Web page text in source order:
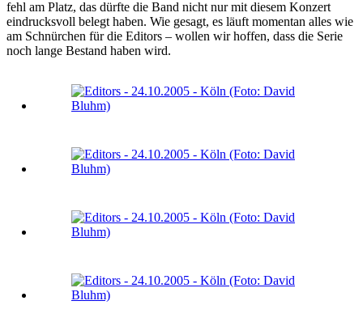
fehl am Platz, das dürfte die Band nicht nur mit diesem Konzert
eindrucksvoll belegt haben. Wie gesagt, es läuft momentan alles wie
am Schnürchen für die Editors – wollen wir hoffen, dass die Serie
noch lange Bestand haben wird.